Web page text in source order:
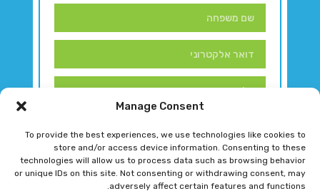
Manage Consent
To provide the best experiences, we use technologies like cookies to
store and/or access device information. Consenting to these
technologies will allow us to process data such as browsing behavior
or unique IDs on this site. Not consenting or withdrawing consent, may
adversely affect certain features and functions.